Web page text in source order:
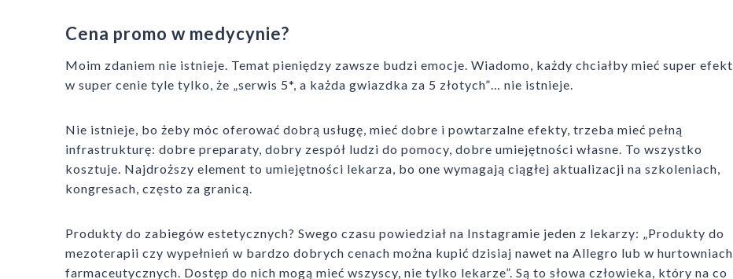
Cena promo w medycynie?
Moim zdaniem nie istnieje. Temat pieniędzy zawsze budzi emocje. Wiadomo, każdy chciałby mieć super efekt
w super cenie tyle tylko, że „serwis 5*, a każda gwiazdka za 5 złotych”… nie istnieje.
Nie istnieje, bo żeby móc oferować dobrą usługę, mieć dobre i powtarzalne efekty, trzeba mieć pełną
infrastrukturę: dobre preparaty, dobry zespół ludzi do pomocy, dobre umiejętności własne. To wszystko
kosztuje. Najdroższy element to umiejętności lekarza, bo one wymagają ciągłej aktualizacji na szkoleniach,
kongresach, często za granicą.
Produkty do zabiegów estetycznych? Swego czasu powiedział na Instagramie jeden z lekarzy: „Produkty do
mezoterapii czy wypełnień w bardzo dobrych cenach można kupić dzisiaj nawet na Allegro lub w hurtowniach
farmaceutycznych. Dostęp do nich mogą mieć wszyscy, nie tylko lekarze”. Są to słowa człowieka, który na co